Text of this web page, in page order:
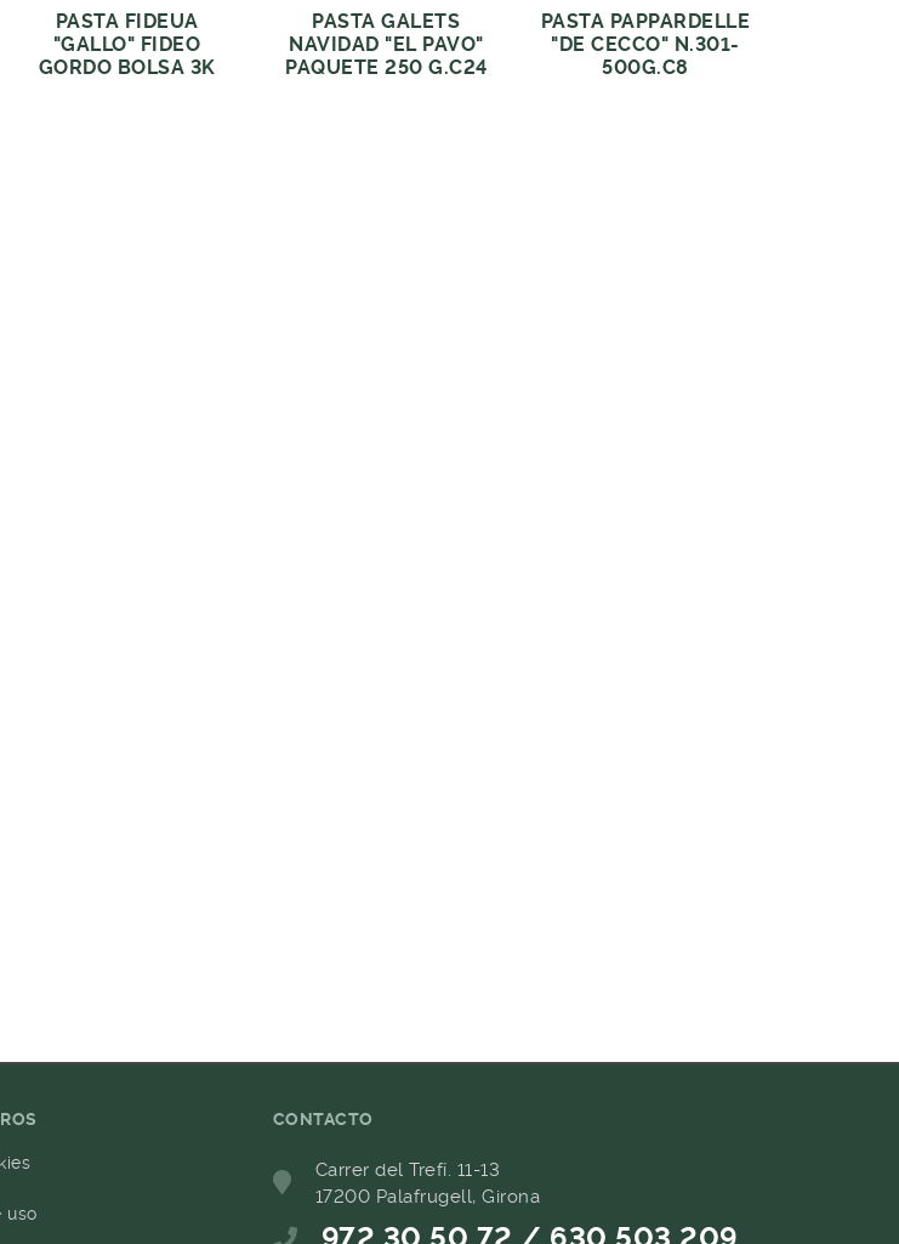
PASTA FIDEUA
"GALLO" FIDEO
GORDO BOLSA 3K
PASTA GALETS
NAVIDAD "EL PAVO"
PAQUETE 250 G.C24
PASTA PAPPARDELLE
"DE CECCO" N.301-
500G.C8
uso
CONTACTO
Carrer del Trefí. 11-13
17200 Palafrugell, Girona